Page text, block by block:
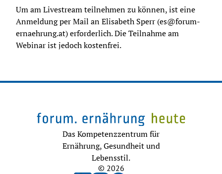
Um am Livestream teilnehmen zu können, ist eine
Anmeldung per Mail an Elisabeth Sperr (es@forum-
ernaehrung.at) erforderlich. Die Teilnahme am
Webinar ist jedoch kostenfrei.
Das Kompetenzzentrum für
Ernährung, Gesundheit und
Lebensstil.
© 2026